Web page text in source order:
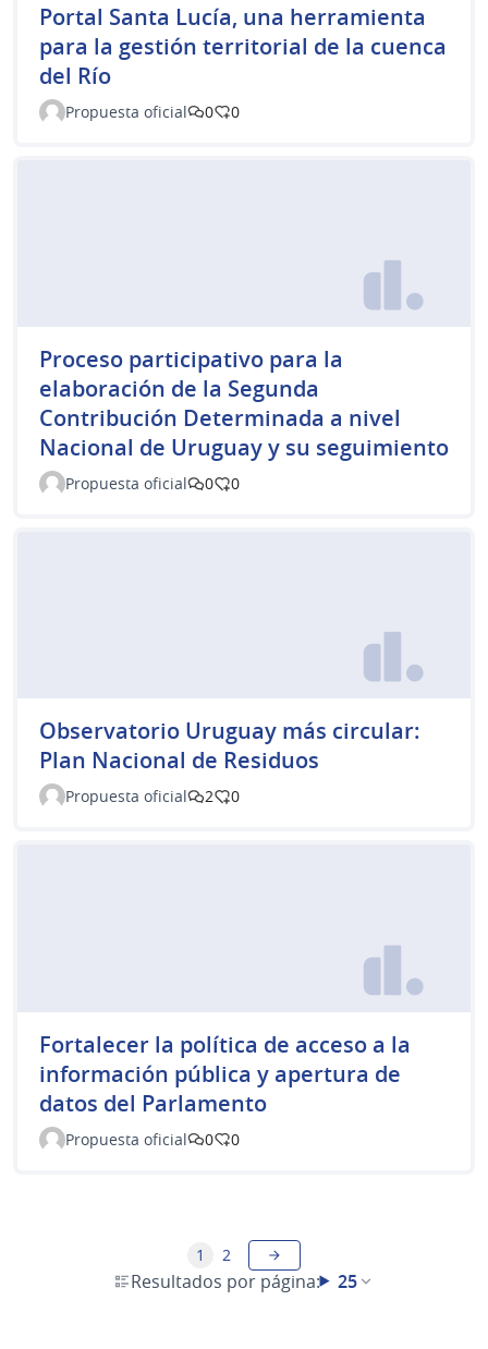
Portal Santa Lucía, una herramienta
para la gestión territorial de la cuenca
del Río
Propuesta oficial 0 0
Proceso participativo para la
elaboración de la Segunda
Contribución Determinada a nivel
Nacional de Uruguay y su seguimiento
Propuesta oficial 0 0
Observatorio Uruguay más circular:
Plan Nacional de Residuos
Propuesta oficial 2 0
Fortalecer la política de acceso a la
información pública y apertura de
datos del Parlamento
Propuesta oficial 0 0
Resultados por página: 25
1 2